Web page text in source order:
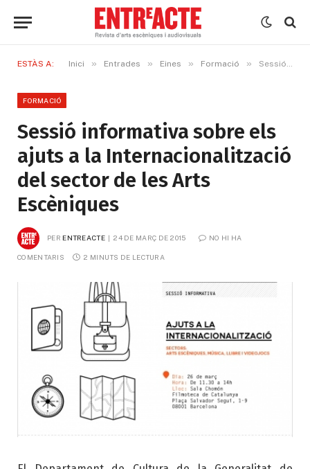
ESTÀS A: Inici » Entrades » Eines » Formació » Sessió informativa sobre els ajuts a la Internacionalització del sector de les Arts Escèniques
FORMACIÓ
Sessió informativa sobre els
ajuts a la Internacionalització
del sector de les Arts
Escèniques
PER ENTREACTE 24 DE MARÇ DE 2015 NO HI HA
COMENTARIS 2 MINUTS DE LECTURA